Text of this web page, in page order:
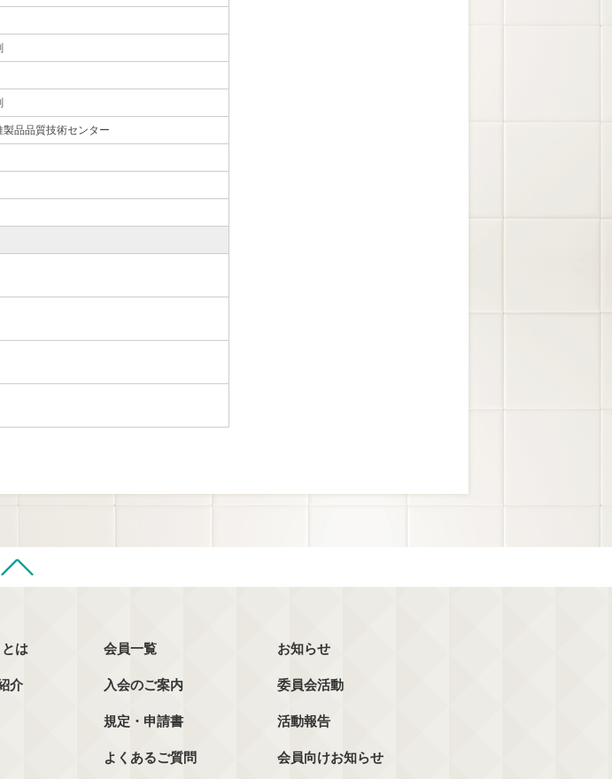
品品質技術センター
は
介
会員一覧
入会のご案内
規定・申請書
よくあるご質問
お知らせ
委員会活動
活動報告
会員向けお知らせ